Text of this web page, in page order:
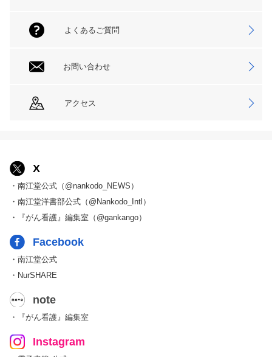
よくあるご質問
お問い合わせ
アクセス
X
・南江堂公式（@nankodo_NEWS）
・南江堂洋書部公式（@Nankodo_Intl）
・『がん看護』編集室（@gankango）
Facebook
・南江堂公式
・NurSHARE
note
・『がん看護』編集室
Instagram